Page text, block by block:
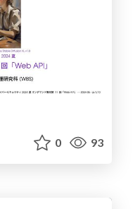
0 93